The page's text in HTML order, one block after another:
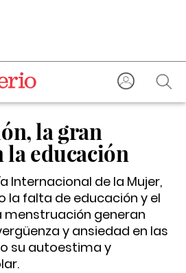
la gran
la educación
Internacional de la Mujer,
la falta de educación y el
menstruación generan
y ansiedad en las
su autoestima y